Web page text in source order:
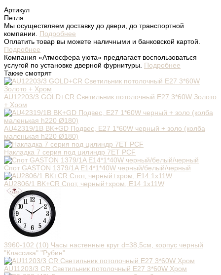
Артикул
Петля
Мы осуществляем доставку до двери, до транспортной
компании. Подробнее
Оплатить товар вы можете наличными и банковской картой.
Подробнее
Компания «Атмосфера уюта» предлагает воспользоваться
услугой по установке дверной фурнитуры. Подробнее
Также смотрят
AU12203/3 GOLD+CR Светильник потолочный E27 3*60W Золото
+ Хром
AU42319/1B BK+GD Подвес, E27 1*60W черный + золо (колба
маленькая h220 Ø180)
Накладка 7 серия под цилиндр 7ET PCF
Спот GASTON 1379/1A E14*1*40W черный/белый/черный
AU2806/1 BK+CR Спот, черный+хром, Е14 1х11W
3960-102 (10) Часы настенные круг d=38,5см, корпус черный
"Классика" "Рубин"
AU11203/3 CR Светильник потолочный E27 3*60W Хром